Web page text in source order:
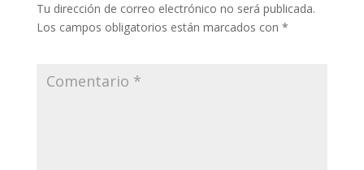
Tu dirección de correo electrónico no será publicada.
Los campos obligatorios están marcados con *